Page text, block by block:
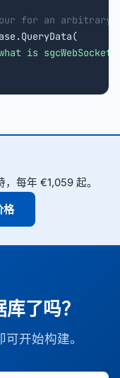
for an arbitrary
is
每年 €1,059 起。
格
了吗？
开始构建。